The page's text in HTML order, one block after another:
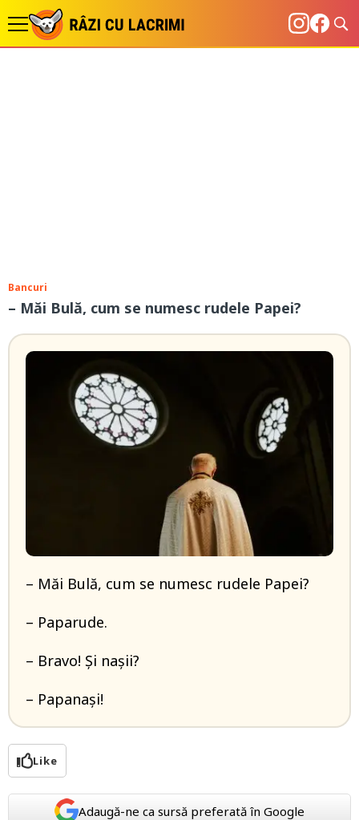
Bancuri
– Măi Bulă, cum se numesc rudele Papei?
– Măi Bulă, cum se numesc rudele Papei?
– Paparude.
– Bravo! Și nașii?
– Papanași!
Like
Adaugă-ne ca sursă preferată în Google